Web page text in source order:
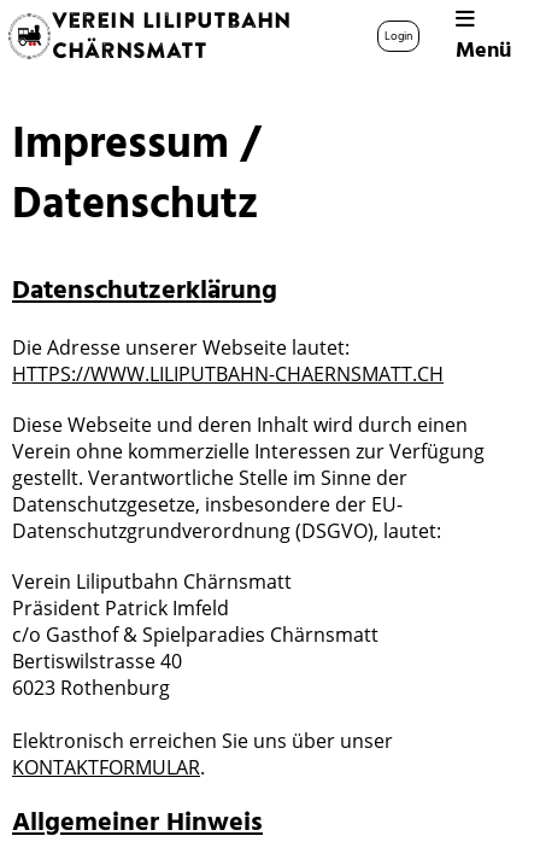
Verein Liliputbahn
Chärnsmatt
Login Menü
Impressum /
Datenschutz
Datenschutzerklärung
Die Adresse unserer Webseite lautet:
HTTPS://WWW.LILIPUTBAHN-CHAERNSMATT.CH
Diese Webseite und deren Inhalt wird durch einen
Verein ohne kommerzielle Interessen zur Verfügung
gestellt. Verantwortliche Stelle im Sinne der
Datenschutzgesetze, insbesondere der EU-
Datenschutzgrundverordnung (DSGVO), lautet:
Verein Liliputbahn Chärnsmatt
Präsident Patrick Imfeld
c/o Gasthof & Spielparadies Chärnsmatt
Bertiswilstrasse 40
6023 Rothenburg
Elektronisch erreichen Sie uns über unser
KONTAKTFORMULAR.
Allgemeiner Hinweis